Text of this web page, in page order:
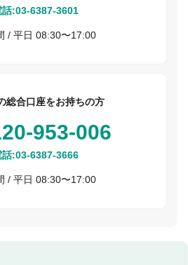
話:03-6387-3601
/ 平日 08:30〜17:00
総合口座をお持ちの方
953-006
話:03-6387-3666
/ 平日 08:30〜17:00